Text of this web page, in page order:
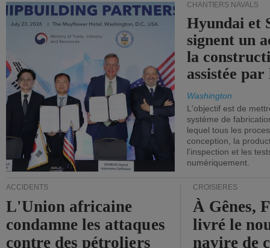
CHANTIERS NAVALS
Hyundai et
signent un
la
assistée
Washington
L'objectif est de
système de
lequel tous les
conception, la
l'inspection et les
numériquement.
ACCIDENTS
L'Union africaine
condamne les attaques
contre des pétroliers
CROISIÈRES
À Gênes,
livré le
navire de